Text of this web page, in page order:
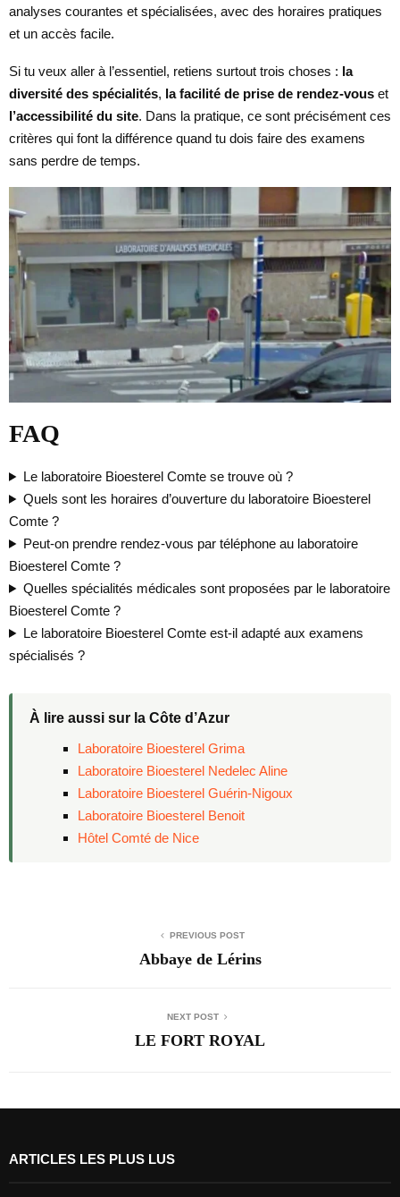
analyses courantes et spécialisées, avec des horaires pratiques
et un accès facile.
Si tu veux aller à l’essentiel, retiens surtout trois choses : la
diversité des spécialités, la facilité de prise de rendez-vous et
l’accessibilité du site. Dans la pratique, ce sont précisément ces
critères qui font la différence quand tu dois faire des examens
sans perdre de temps.
FAQ
Le laboratoire Bioesterel Comte se trouve où ?
Quels sont les horaires d’ouverture du laboratoire Bioesterel
Comte ?
Peut-on prendre rendez-vous par téléphone au laboratoire
Bioesterel Comte ?
Quelles spécialités médicales sont proposées par le laboratoire
Bioesterel Comte ?
Le laboratoire Bioesterel Comte est-il adapté aux examens
spécialisés ?
À lire aussi sur la Côte d’Azur
Laboratoire Bioesterel Grima
Laboratoire Bioesterel Nedelec Aline
Laboratoire Bioesterel Guérin-Nigoux
Laboratoire Bioesterel Benoit
Hôtel Comté de Nice
PREVIOUS POST
Abbaye de Lérins
NEXT POST
LE FORT ROYAL
ARTICLES LES PLUS LUS